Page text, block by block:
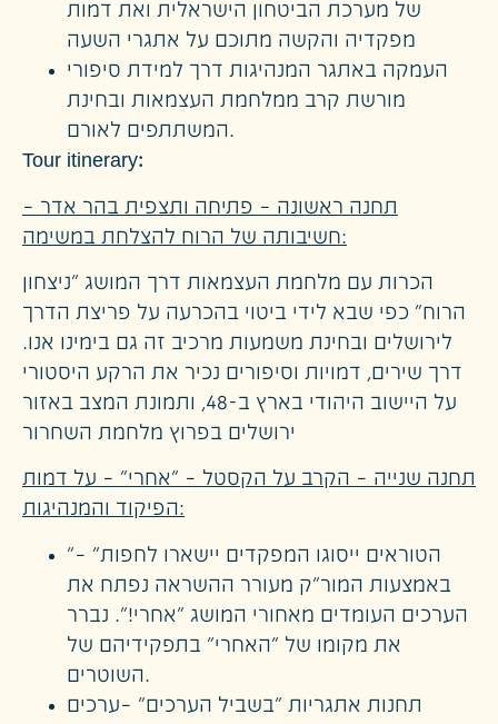
של מערכת הביטחון הישראלית ואת דמות
מפקדיה והקשה מתוכם על אתגרי השעה
העמקה באתגר המנהיגות דרך למידת סיפורי
מורשת קרב ממלחמת העצמאות ובחינת
המשתתפים לאורם.
Tour itinerary:
תחנה ראשונה – פתיחה ותצפית בהר אדר –
חשיבותה של הרוח להצלחת במשימה:
הכרות עם מלחמת העצמאות דרך המושג "ניצחון
הרוח" כפי שבא לידי ביטוי בהכרעה על פריצת הדרך
לירושלים ובחינת משמעות מרכיב זה גם בימינו אנו.
דרך שירים, דמויות וסיפורים נכיר את הרקע היסטורי
על היישוב היהודי בארץ ב-48, ותמונת המצב באזור
ירושלים בפרוץ מלחמת השחרור
תחנה שנייה – הקרב על הקסטל – "אחרי" – על דמות
הפיקוד והמנהיגות:
"הטוראים ייסוגו המפקדים יישארו לחפות" –
באמצעות המור"ק מעורר ההשראה נפתח את
הערכים העומדים מאחורי המושג "אחרי!". נברר
את מקומו של "האחרי" בתפקידיהם של
השוטרים.
תחנות אתגריות "בשביל הערכים" –ערכים